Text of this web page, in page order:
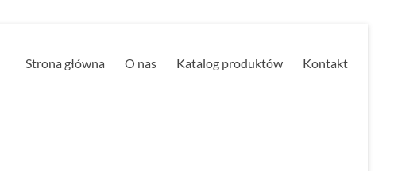
Strona główna O nas Katalog produktów Kontakt